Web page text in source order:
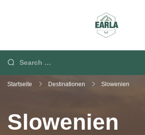
Startseite Destinationen Slowenien
Slowenien